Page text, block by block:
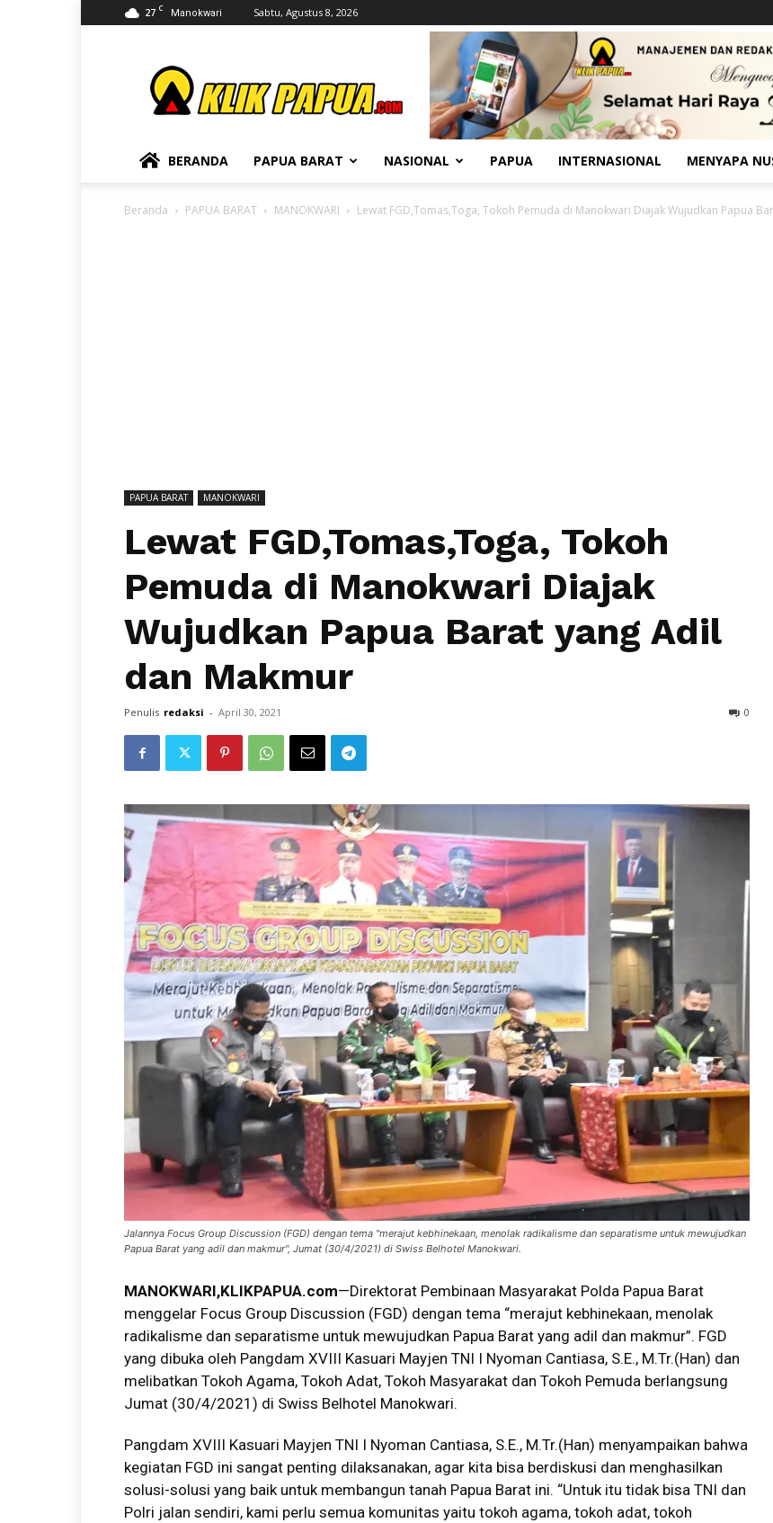
27 C Manokwari Sabtu, Agustus 8, 2026
BERANDA PAPUA BARAT NASIONAL PAPUA INTERNASIONAL MENYAPA
Beranda PAPUA BARAT MANOKWARI Lewat FGD,Tomas,Toga, Tokoh Pemuda di Manokwari Diajak Wujudkan Papua
PAPUA BARAT MANOKWARI
Lewat FGD,Tomas,Toga, Tokoh
Pemuda di Manokwari Diajak
Wujudkan Papua Barat yang Adil
dan Makmur
Penulis redaksi - April 30, 2021 0
Jalannya Focus Group Discussion (FGD) dengan tema "merajut kebhinekaan, menolak radikalisme dan separatisme untuk mewujudkan
Papua Barat yang adil dan makmur", Jumat (30/4/2021) di Swiss Belhotel Manokwari.
MANOKWARI,KLIKPAPUA.com—Direktorat Pembinaan Masyarakat Polda Papua Barat
menggelar Focus Group Discussion (FGD) dengan tema “merajut kebhinekaan, menolak
radikalisme dan separatisme untuk mewujudkan Papua Barat yang adil dan makmur”. FGD
yang dibuka oleh Pangdam XVIII Kasuari Mayjen TNI I Nyoman Cantiasa, S.E., M.Tr.(Han) dan
melibatkan Tokoh Agama, Tokoh Adat, Tokoh Masyarakat dan Tokoh Pemuda berlangsung
Jumat (30/4/2021) di Swiss Belhotel Manokwari.
Pangdam XVIII Kasuari Mayjen TNI I Nyoman Cantiasa, S.E., M.Tr.(Han) menyampaikan bahwa
kegiatan FGD ini sangat penting dilaksanakan, agar kita bisa berdiskusi dan menghasilkan
solusi-solusi yang baik untuk membangun tanah Papua Barat ini. “Untuk itu tidak bisa TNI dan
Polri jalan sendiri, kami perlu semua komunitas yaitu tokoh agama, tokoh adat, tokoh